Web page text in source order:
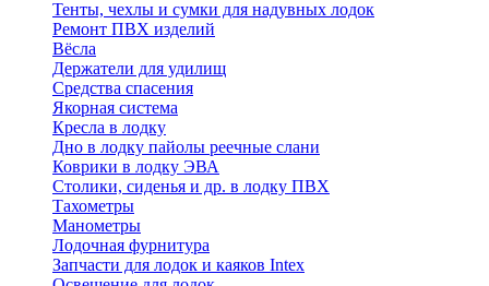
Тенты, чехлы и сумки для надувных лодок
Ремонт ПВХ изделий
Вёсла
Держатели для удилищ
Средства спасения
Якорная система
Кресла в лодку
Дно в лодку пайолы реечные слани
Коврики в лодку ЭВА
Столики, сиденья и др. в лодку ПВХ
Тахометры
Манометры
Лодочная фурнитура
Запчасти для лодок и каяков Intex